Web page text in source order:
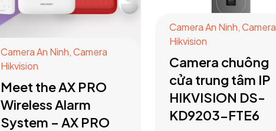
Camera An Ninh,Camera
Hikvision
Meet the AX PRO
Wireless Alarm
System – AX PRO
Camera An Ninh,Camera
Hikvision
Camera chuông
cửa trung tâm IP
HIKVISION DS-
KD9203-FTE6